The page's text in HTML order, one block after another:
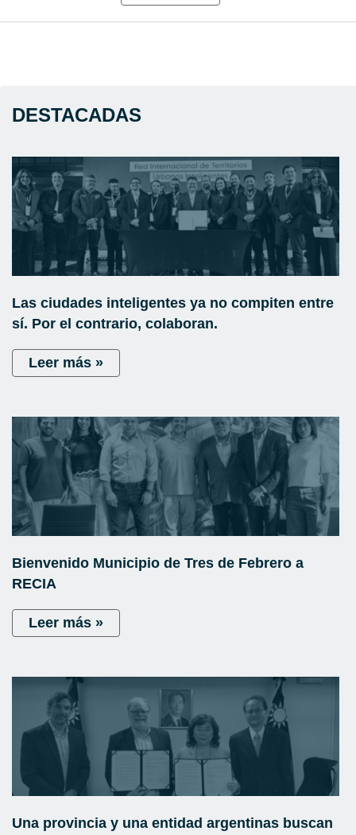
DESTACADAS
Las ciudades inteligentes ya no compiten entre
sí. Por el contrario, colaboran.
Leer más »
Bienvenido Municipio de Tres de Febrero a
RECIA
Leer más »
Una provincia y una entidad argentinas buscan